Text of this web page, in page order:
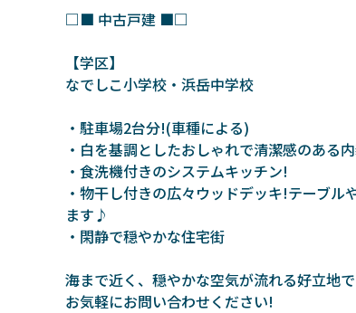
□■ 中古戸建 ■□
【学区】
なでしこ小学校・浜岳中学校
・駐車場2台分!(車種による)
・白を基調としたおしゃれで清潔感のある
・食洗機付きのシステムキッチン!
・物干し付きの広々ウッドデッキ!テーブル
ます♪
・閑静で穏やかな住宅街
海まで近く、穏やかな空気が流れる好立地で
お気軽にお問い合わせください!